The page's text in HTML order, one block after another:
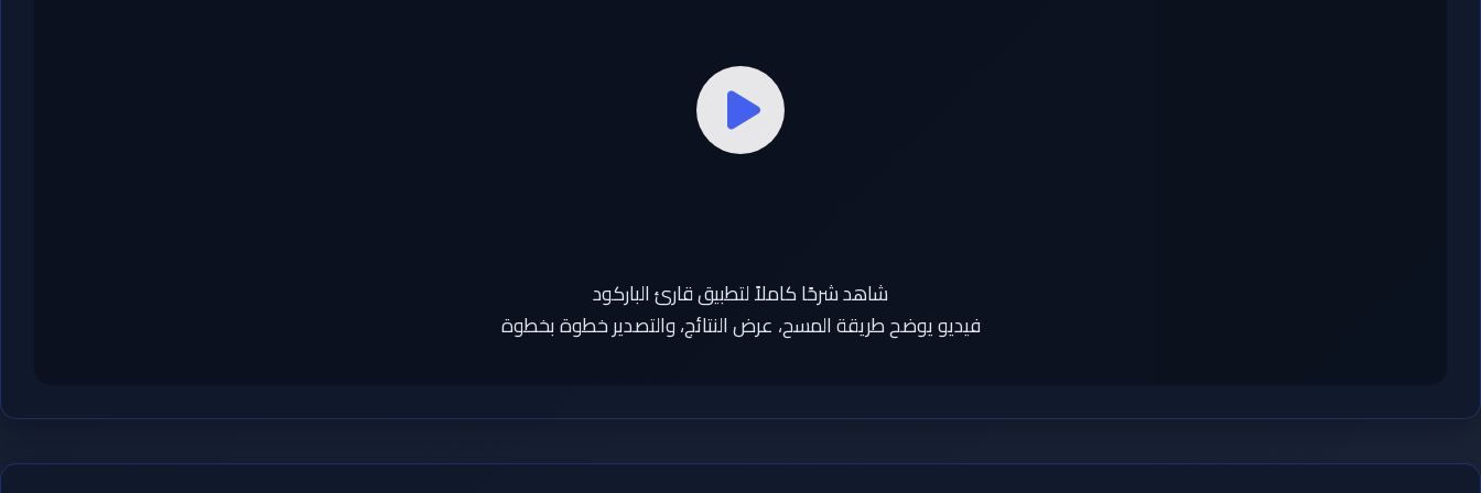
شاهد شرحًا كاملاً لتطبيق قارئ الباركود
فيديو يوضح طريقة المسح، عرض النتائج، والتصدير خطوة بخطوة